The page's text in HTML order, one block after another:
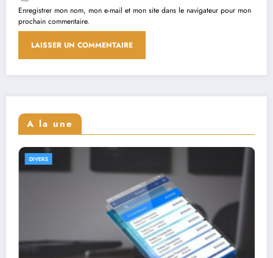
Enregistrer mon nom, mon e-mail et mon site dans le navigateur pour mon
prochain commentaire.
A la une